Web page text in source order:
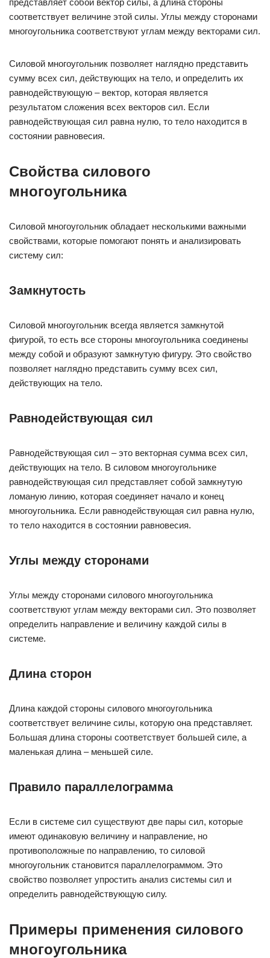
представляет собой вектор силы, а длина стороны
соответствует величине этой силы. Углы между сторонами
многоугольника соответствуют углам между векторами сил.
Силовой многоугольник позволяет наглядно представить
сумму всех сил, действующих на тело, и определить их
равнодействующую – вектор, которая является
результатом сложения всех векторов сил. Если
равнодействующая сил равна нулю, то тело находится в
состоянии равновесия.
Свойства силового
многоугольника
Силовой многоугольник обладает несколькими важными
свойствами, которые помогают понять и анализировать
систему сил:
Замкнутость
Силовой многоугольник всегда является замкнутой
фигурой, то есть все стороны многоугольника соединены
между собой и образуют замкнутую фигуру. Это свойство
позволяет наглядно представить сумму всех сил,
действующих на тело.
Равнодействующая сил
Равнодействующая сил – это векторная сумма всех сил,
действующих на тело. В силовом многоугольнике
равнодействующая сил представляет собой замкнутую
ломаную линию, которая соединяет начало и конец
многоугольника. Если равнодействующая сил равна нулю,
то тело находится в состоянии равновесия.
Углы между сторонами
Углы между сторонами силового многоугольника
соответствуют углам между векторами сил. Это позволяет
определить направление и величину каждой силы в
системе.
Длина сторон
Длина каждой стороны силового многоугольника
соответствует величине силы, которую она представляет.
Большая длина стороны соответствует большей силе, а
маленькая длина – меньшей силе.
Правило параллелограмма
Если в системе сил существуют две пары сил, которые
имеют одинаковую величину и направление, но
противоположные по направлению, то силовой
многоугольник становится параллелограммом. Это
свойство позволяет упростить анализ системы сил и
определить равнодействующую силу.
Примеры применения силового
многоугольника